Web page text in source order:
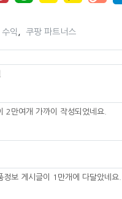
익 , 쿠팡 파트너스
2만여개 가까이 작성되었네요.
보 게시글이 1만개에 다달았네요.